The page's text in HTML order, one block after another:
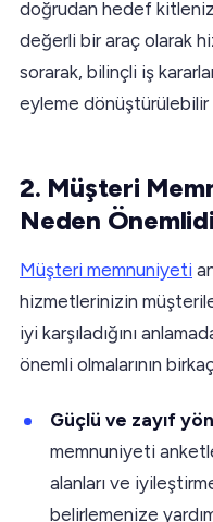
doğrudan hedef
değerli bir araç olarak
sorarak, bilinçli iş
eyleme
2. Müşteri
Neden
Müşteri memnuniyeti
hizmetlerinizin
iyi karşıladığını
önemli olmalarının
Güçlü ve zayıf
memnuniyeti
alanları ve
belirlemenize